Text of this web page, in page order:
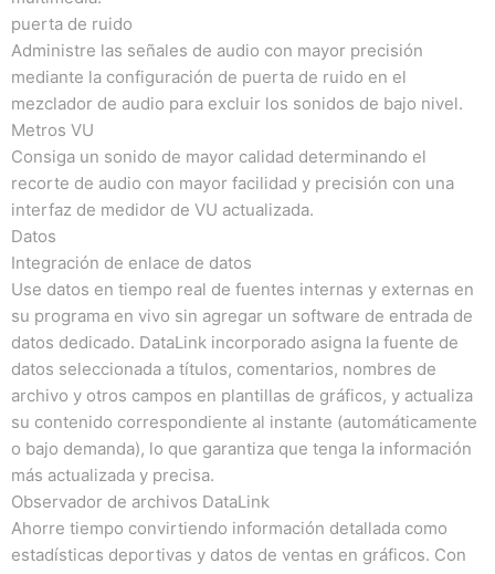
puerta de ruido
Administre las señales de audio con mayor precisión
mediante la configuración de puerta de ruido en el
mezclador de audio para excluir los sonidos de bajo nivel.
Metros VU
Consiga un sonido de mayor calidad determinando el
recorte de audio con mayor facilidad y precisión con una
interfaz de medidor de VU actualizada.
Datos
Integración de enlace de datos
Use datos en tiempo real de fuentes internas y externas en
su programa en vivo sin agregar un software de entrada de
datos dedicado. DataLink incorporado asigna la fuente de
datos seleccionada a títulos, comentarios, nombres de
archivo y otros campos en plantillas de gráficos, y actualiza
su contenido correspondiente al instante (automáticamente
o bajo demanda), lo que garantiza que tenga la información
más actualizada y precisa.
Observador de archivos DataLink
Ahorre tiempo convirtiendo información detallada como
estadísticas deportivas y datos de ventas en gráficos. Con